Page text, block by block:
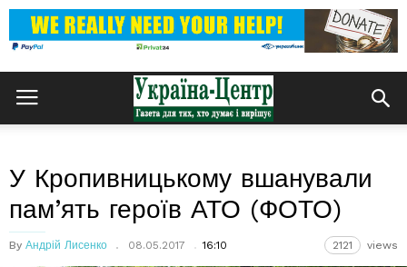
У Кропивницькому вшанували
пам’ять героїв АТО (ФОТО)
By Андрій Лисенко 08.05.2017 16:10 2121 views